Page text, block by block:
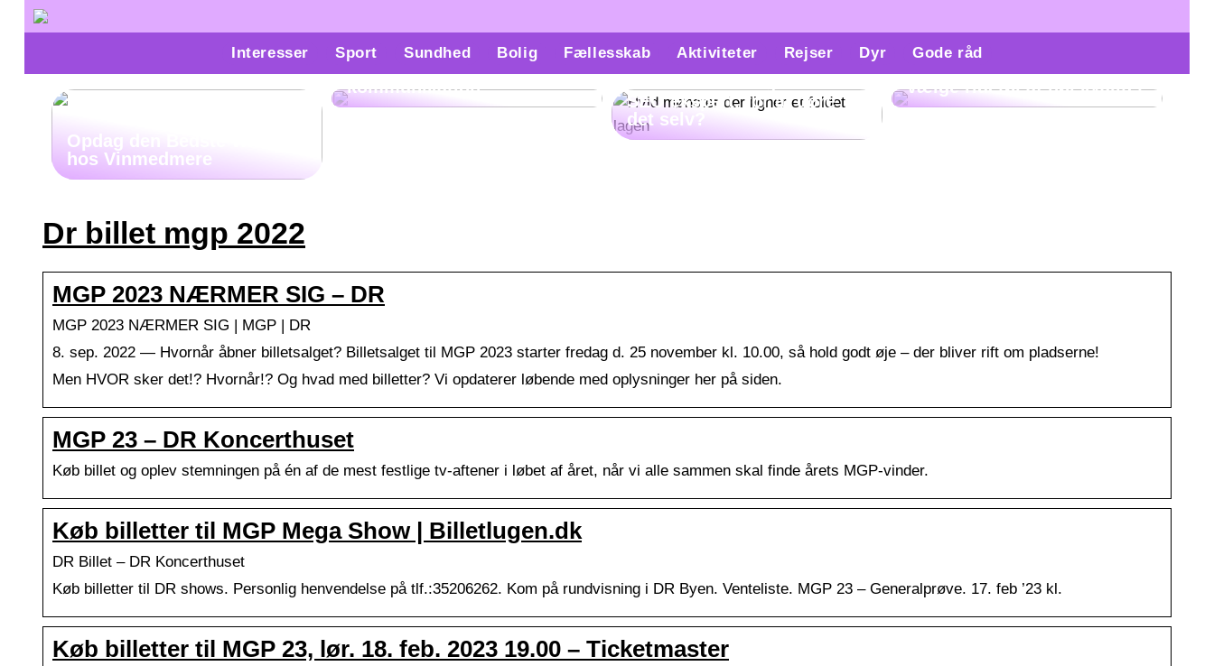
Interesser Sport Sundhed Bolig Fællesskab Aktiviteter Rejser Dyr Gode råd
Opdag den Bedste Whiskey
hos Vinmedmere
Parcoach kan hjælpe med
kommunikation
SEO ekspert, for at gøre
det selv?
vælge ridetøj af høj kvalitet
Dr billet mgp 2022
MGP 2023 NÆRMER SIG – DR
MGP 2023 NÆRMER SIG | MGP | DR
8. sep. 2022 — Hvornår åbner billetsalget? Billetsalget til MGP 2023 starter fredag d. 25 november kl. 10.00, så hold godt øje – der bliver rift om pladserne!
Men HVOR sker det!? Hvornår!? Og hvad med billetter? Vi opdaterer løbende med oplysninger her på siden.
MGP 23 – DR Koncerthuset
Køb billet og oplev stemningen på én af de mest festlige tv-aftener i løbet af året, når vi alle sammen skal finde årets MGP-vinder.
Køb billetter til MGP Mega Show | Billetlugen.dk
DR Billet – DR Koncerthuset
Køb billetter til DR shows. Personlig henvendelse på tlf.:35206262. Kom på rundvisning i DR Byen. Venteliste. MGP 23 – Generalprøve. 17. feb ’23 kl.
Køb billetter til MGP 23, lør. 18. feb. 2023 19.00 – Ticketmaster